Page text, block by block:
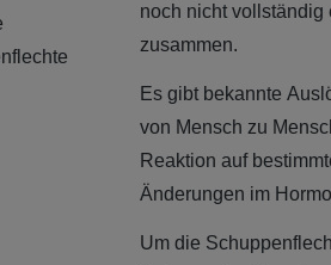
noch nicht vollständig
zusammen.
Es gibt bekannte
von Mensch zu
Reaktion auf
Änderungen im
Um die